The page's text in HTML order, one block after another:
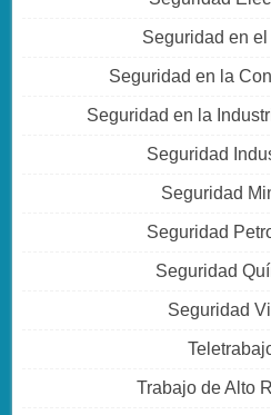
Seguridad en
Seguridad en la
Seguridad en la
Seguridad
Seguridad
Seguridad
Seguridad
Seguridad
Trabajo de Alto